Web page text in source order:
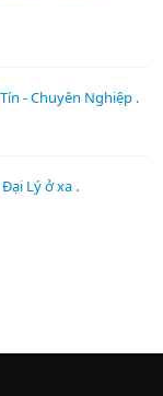
- Chuyên Nghiệp .
Lý ở xa .